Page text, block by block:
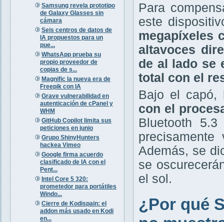
Samsung revela prototipo
de Galaxy Glasses sin
cámara
Seis centros de datos de
IA propuestos para un
pue...
WhatsApp prueba su
propio proveedor de
copias de s...
Magnific la nueva era de
Freepik con IA
Grave vulnerabilidad en
autenticación de cPanel y
WHM
GitHub Copilot limita sus
peticiones en junio
Grupo ShinyHunters
hackea Vimeo
Google firma acuerdo
clasificado de IA con el
Pent...
Intel Core 5 320:
prometedor para portátiles
Windo...
Cierre de Kodispain: el
addon más usado en Kodi
en...
Para
este
megapíxeles
altavoces
de al lado se
total con el
Bajo el capó,
con el
Bluetooth
Además, se
se
el sol.
¿Por qué